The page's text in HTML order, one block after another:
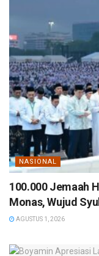
NASIONAL
100.000 Jemaah
Monas, Wujud
AGUSTUS 1, 2026